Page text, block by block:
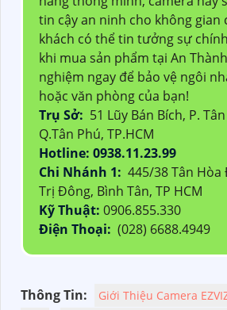
tin cậy an ninh cho không gian
khách có thể tin tưởng sự
khi mua sản phẩm tại An
nghiệm ngay để bảo vệ ngôi
hoặc văn phòng của bạn!
Trụ Sở: 51 Lũy Bán Bích, P.
Q.Tân Phú, TP.HCM
Hotline: 0938.11.23.99
Chi Nhánh 1: 445/38 Tân Hòa
Trị Đông, Bình Tân, TP HCM
Kỹ Thuật: 0906.855.330
Điện Thoại: (028) 6688.4949
Thông Tin:
Giới Thiệu Camera